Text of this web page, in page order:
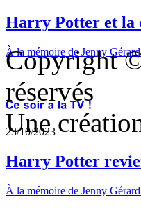
Harry Potter et la
À la mémoire de Jenny
23/10/2023
Harry Potter
À la mémoire de Jenny
Copyright
réservés
Une